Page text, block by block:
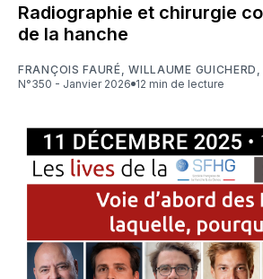
Radiographie et chirurgie
de la hanche
FRANÇOIS FAURÉ ,WILLAUME GUICHERD
N°350 - Janvier 2026
12 min de lecture